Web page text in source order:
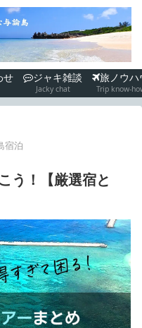
せ ジャキ雑談
Jacky chat
旅ノウハ
Trip know-
宿泊
う！【厳選宿と